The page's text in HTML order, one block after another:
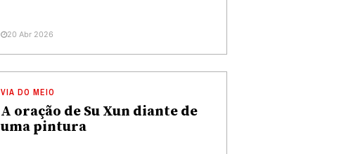
20 Abr 2026
VIA DO MEIO
A oração de Su Xun diante de
uma pintura